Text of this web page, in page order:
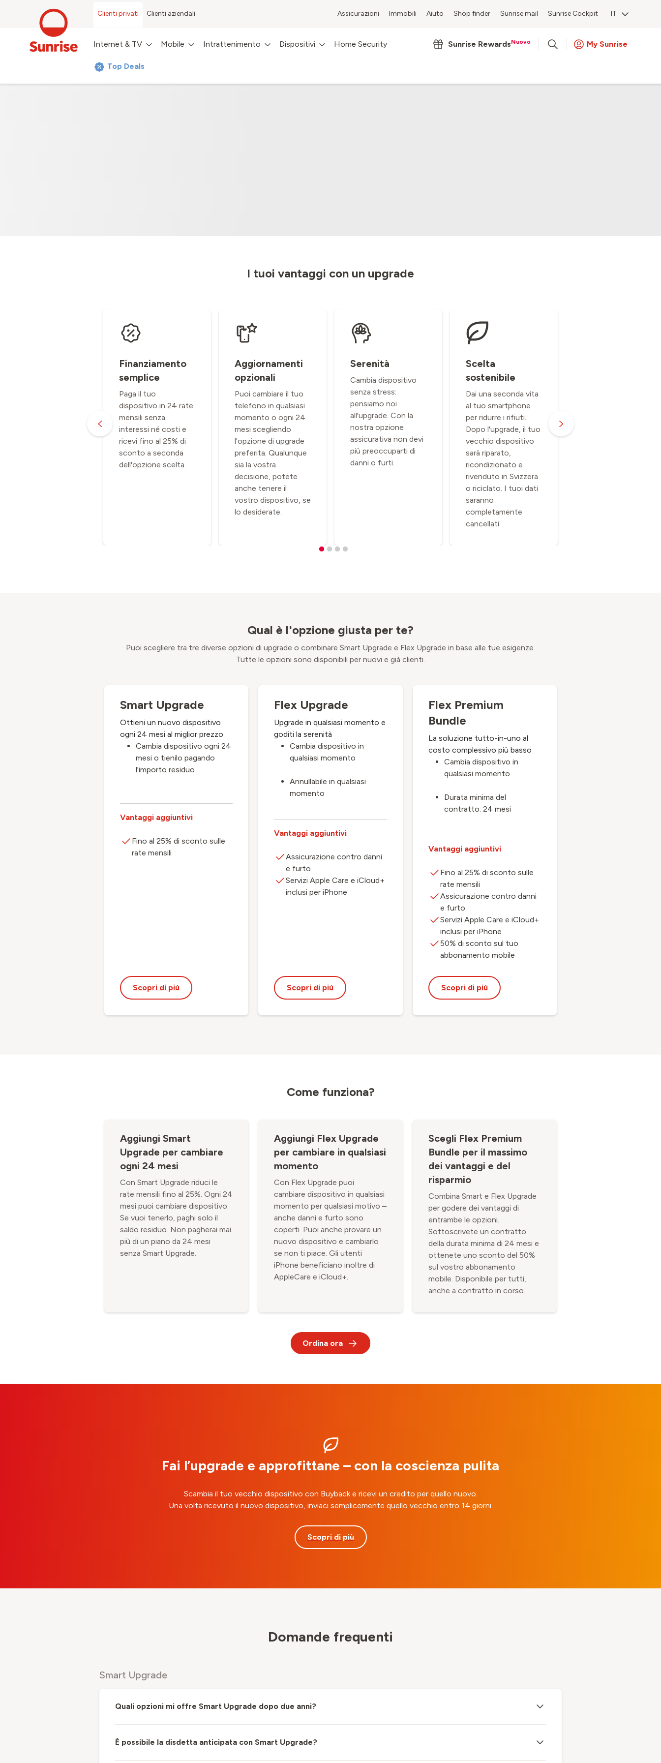
Clienti privati Clienti aziendali Assicurazioni Immobili Aiuto Shop finder Sunrise mail Sunrise Cockpit IT
Internet & TV Mobile Intrattenimento Dispositivi Home Security
Top Deals
Sunrise RewardsNuovo My Sunrise
I tuoi vantaggi con un upgrade
Finanziamento
semplice
Paga il tuo
dispositivo in 24 rate
mensili senza
interessi né costi e
ricevi fino al 25% di
sconto a seconda
dell'opzione scelta.
Aggiornamenti
opzionali
Puoi cambiare il tuo
telefono in qualsiasi
momento o ogni 24
mesi scegliendo
l'opzione di upgrade
preferita. Qualunque
sia la vostra
decisione, potete
anche tenere il
vostro dispositivo, se
lo desiderate.
Serenità
Cambia dispositivo
senza stress:
pensiamo noi
all'upgrade. Con la
nostra opzione
assicurativa non devi
più preoccuparti di
danni o furti.
Scelta
sostenibile
Dai una seconda vita
al tuo smartphone
per ridurre i rifiuti.
Dopo l'upgrade, il tuo
vecchio dispositivo
sarà riparato,
ricondizionato e
rivenduto in Svizzera
o riciclato. I tuoi dati
saranno
completamente
cancellati.
Qual è l'opzione giusta per te?
Puoi scegliere tra tre diverse opzioni di upgrade o combinare Smart Upgrade e Flex Upgrade in base alle tue esigenze.
Tutte le opzioni sono disponibili per nuovi e già clienti.
Smart Upgrade
Ottieni un nuovo dispositivo
ogni 24 mesi al miglior prezzo
Cambia dispositivo ogni 24
mesi o tienilo pagando
l'importo residuo
Vantaggi aggiuntivi
Fino al 25% di sconto sulle
rate mensili
Scopri di più
Flex Upgrade
Upgrade in qualsiasi momento e
goditi la serenità
Cambia dispositivo in
qualsiasi momento
Annullabile in qualsiasi
momento
Vantaggi aggiuntivi
Assicurazione contro danni
e furto
Servizi Apple Care e iCloud+
inclusi per iPhone
Scopri di più
Flex Premium
Bundle
La soluzione tutto-in-uno al
costo complessivo più basso
Cambia dispositivo in
qualsiasi momento
Durata minima del
contratto: 24 mesi
Vantaggi aggiuntivi
Fino al 25% di sconto sulle
rate mensili
Assicurazione contro danni
e furto
Servizi Apple Care e iCloud+
inclusi per iPhone
50% di sconto sul tuo
abbonamento mobile
Scopri di più
Come funziona?
Aggiungi Smart
Upgrade per cambiare
ogni 24 mesi
Con Smart Upgrade riduci le
rate mensili fino al 25%. Ogni 24
mesi puoi cambiare dispositivo.
Se vuoi tenerlo, paghi solo il
saldo residuo. Non pagherai mai
più di un piano da 24 mesi
senza Smart Upgrade.
Aggiungi Flex Upgrade
per cambiare in qualsiasi
momento
Con Flex Upgrade puoi
cambiare dispositivo in qualsiasi
momento per qualsiasi motivo –
anche danni e furto sono
coperti. Puoi anche provare un
nuovo dispositivo e cambiarlo
se non ti piace. Gli utenti
iPhone beneficiano inoltre di
AppleCare e iCloud+.
Scegli Flex Premium
Bundle per il massimo
dei vantaggi e del
risparmio
Combina Smart e Flex Upgrade
per godere dei vantaggi di
entrambe le opzioni.
Sottoscrivete un contratto
della durata minima di 24 mesi e
ottenete uno sconto del 50%
sul vostro abbonamento
mobile. Disponibile per tutti,
anche a contratto in corso.
Ordina ora
Fai l’upgrade e approfittane – con la coscienza pulita
Scambia il tuo vecchio dispositivo con Buyback e ricevi un credito per quello nuovo.
Una volta ricevuto il nuovo dispositivo, inviaci semplicemente quello vecchio entro 14 giorni.
Scopri di più
Domande frequenti
Smart Upgrade
Quali opzioni mi offre Smart Upgrade dopo due anni?
È possibile la disdetta anticipata con Smart Upgrade?